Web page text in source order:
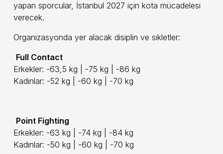
yapan sporcular, İstanbul 2027 için kota mücadelesi
verecek.
Organizasyonda yer alacak disiplin ve sıkletler:
Full Contact
Erkekler: -63,5 kg | -75 kg | -86 kg
Kadınlar: -52 kg | -60 kg | -70 kg
Point Fighting
Erkekler: -63 kg | -74 kg | -84 kg
Kadınlar: -50 kg | -60 kg | -70 kg